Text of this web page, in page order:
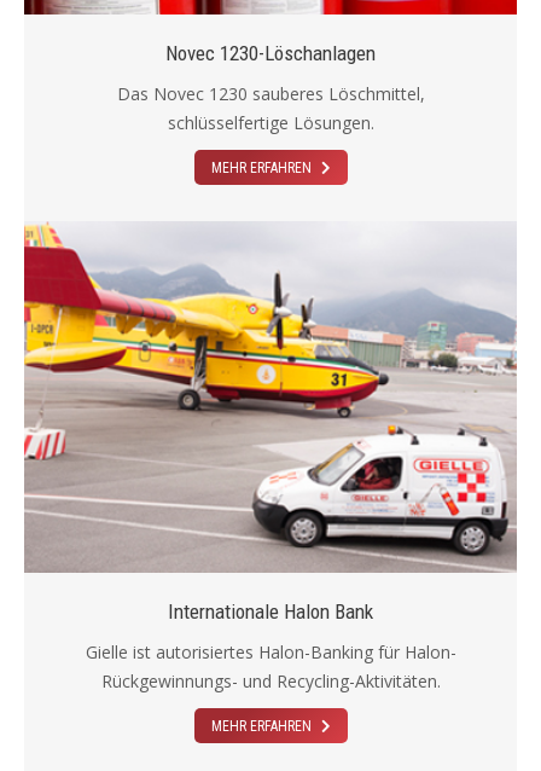
Novec 1230-Löschanlagen
Das Novec 1230 sauberes Löschmittel,
schlüsselfertige Lösungen.
MEHR ERFAHREN
Internationale Halon Bank
Gielle ist autorisiertes Halon-Banking für Halon-
Rückgewinnungs- und Recycling-Aktivitäten.
MEHR ERFAHREN